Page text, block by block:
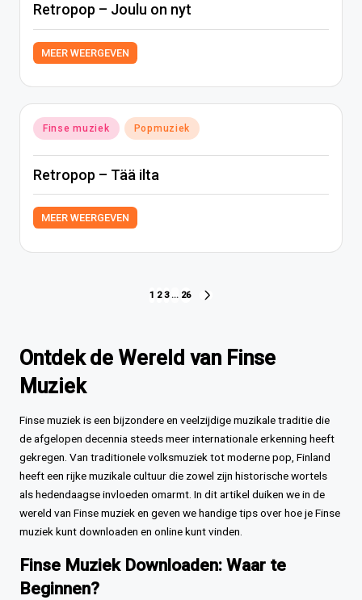
Retropop – Joulu on nyt
MEER WEERGEVEN
Geplaatst
in
Finse muziek Popmuziek
Retropop – Tää ilta
MEER WEERGEVEN
1 2 3 … 26
Ontdek de Wereld van Finse
Muziek
Finse muziek is een bijzondere en veelzijdige muzikale traditie die
de afgelopen decennia steeds meer internationale erkenning heeft
gekregen. Van traditionele volksmuziek tot moderne pop, Finland
heeft een rijke muzikale cultuur die zowel zijn historische wortels
als hedendaagse invloeden omarmt. In dit artikel duiken we in de
wereld van Finse muziek en geven we handige tips over hoe je Finse
muziek kunt downloaden en online kunt vinden.
Finse Muziek Downloaden: Waar te
Beginnen?